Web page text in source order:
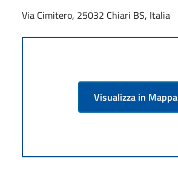
Via Cimitero, 25032 Chiari BS, Italia
Visualizza in Mappa